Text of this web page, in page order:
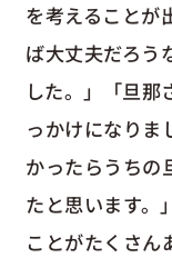
を考えることが
ば大丈夫だろう
した。」「旦那
っかけになりま
かったらうちの
たと思います。
ことがたくさん